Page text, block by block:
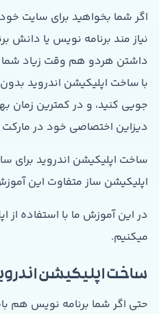
اگر شما بخواهید برای سایت
نیاز مند برنامه نویس یا دانش
داشتن هردو هم وقت زیاد شما
با ساخت اپلیکیشن اندروید
جویی کنید، و در کمترین زمان
دیزاین اختصاصی خود در مارکت
ساخت اپلیکیشن اندروید برای
اپلیکیشن ساز متفاوت این
در این آموزش ما با استفاده
میکنیم.
ساخت اپلیکیشن
حتی اگر شما برنامه نویس هم